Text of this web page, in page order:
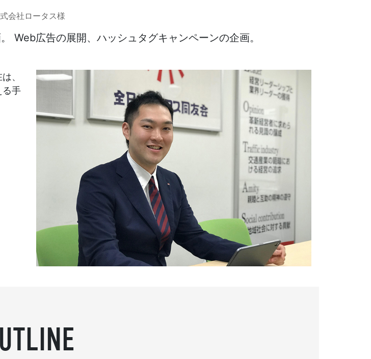
個人情報の取扱いについて 一般事業主行動計画
OTHERS
動画制作・映像撮影（ドローン撮影）
イラスト・キャラクター制作
ロゴデザイン・CI設計
写真撮影
コピー・ライティング
電子ブック制作
自社メディア
会社ロータス様
Web広告の展開、ハッシュタグキャンペーンの企画。
、
る手